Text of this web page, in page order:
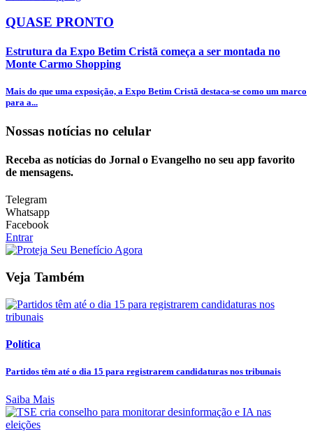
QUASE PRONTO
Estrutura da Expo Betim Cristã começa a ser montada no
Monte Carmo Shopping
Mais do que uma exposição, a Expo Betim Cristã destaca-se como um marco
para a...
Nossas notícias no celular
Receba as notícias do Jornal o Evangelho no seu app favorito
de mensagens.
Telegram
Whatsapp
Facebook
Entrar
Veja Também
Política
Partidos têm até o dia 15 para registrarem candidaturas nos tribunais
Saiba Mais